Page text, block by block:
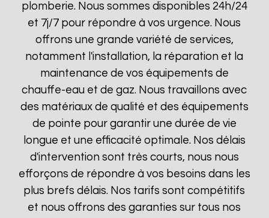
plomberie. Nous sommes disponibles 24h/24
et 7j/7 pour répondre à vos urgence. Nous
offrons une grande variété de services,
notamment l'installation, la réparation et la
maintenance de vos équipements de
chauffe-eau et de gaz. Nous travaillons avec
des matériaux de qualité et des équipements
de pointe pour garantir une durée de vie
longue et une efficacité optimale. Nos délais
d'intervention sont très courts, nous nous
efforçons de répondre à vos besoins dans les
plus brefs délais. Nos tarifs sont compétitifs
et nous offrons des garanties sur tous nos